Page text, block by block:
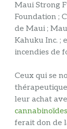
Maui Strong
Foundation ;
de Maui ;
Kahuku Inc. ;
incendies de
Ceux qui se
leur achat
ferait don de